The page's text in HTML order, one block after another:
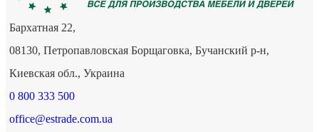
Бархатная 22,
08130, Петропавловская Борщаговка, Бучанский р-н,
Киевская обл., Украина
0 800 333 500
office@estrade.com.ua